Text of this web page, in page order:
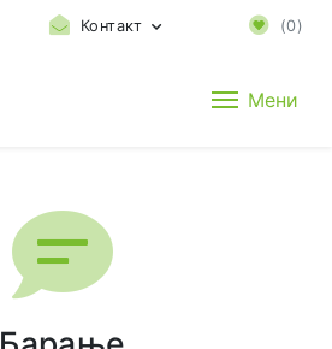
Контакт (0)
Мени